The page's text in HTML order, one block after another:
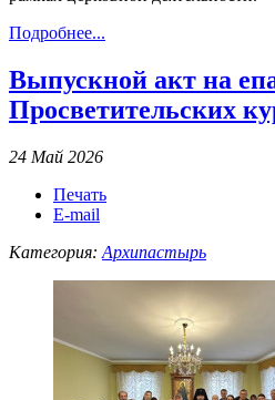
Подробнее...
Выпускной акт на
Просветительских
24 Май 2026
Печать
E-mail
Категория: Архипастырь